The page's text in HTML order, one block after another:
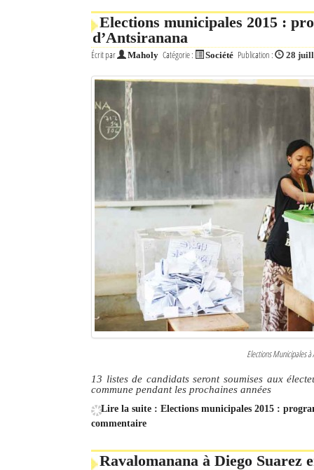
Elections municipales 2015 :
d’Antsiranana
Écrit par Maholy Catégorie : Société Publication : 28
Elections Municipales à
13 listes de candidats seront soumises aux
commune pendant les prochaines années
Lire la suite : Elections municipales 2015 :
commentaire
Ravalomanana à Diego Suarez